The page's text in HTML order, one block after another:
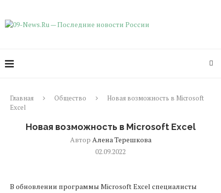
Главная Общество
Новая возможность в Microsoft
Excel
Новая возможность в Microsoft Excel
Автор Алена Терешкова
02.09.2022
В обновлении программы Microsoft Excel специалисты